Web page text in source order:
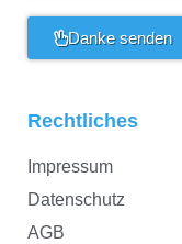
Danke senden
Rechtliches
Impressum
Datenschutz
AGB